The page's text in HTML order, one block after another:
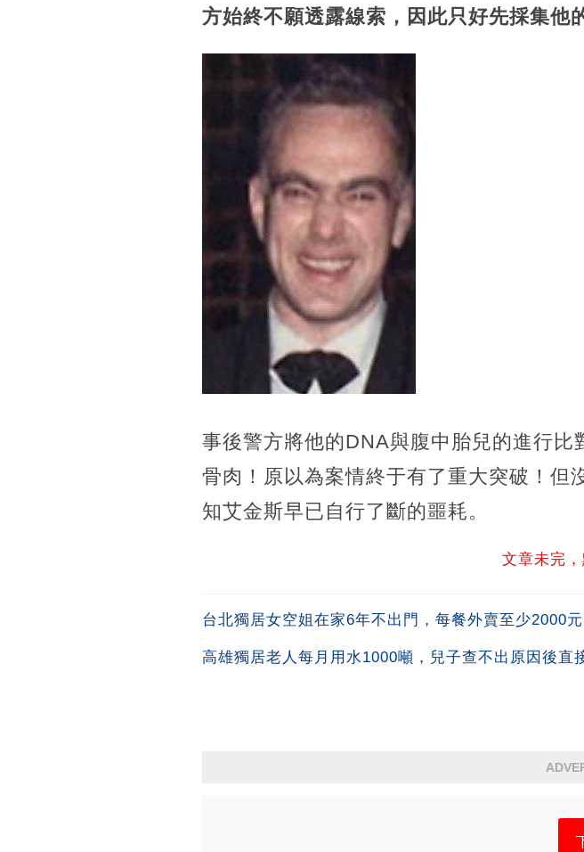
方始終不願透露線索，因此只好先採集他
事後警方將他的DNA與腹中胎兒的進行
骨肉！原以為案情終于有了重大突破！但
知艾金斯早已自行了斷的噩耗。
文章未完
台北獨居女空姐在家6年不出門，每餐外賣至少2000
高雄獨居老人每月用水1000噸，兒子查不出原因後